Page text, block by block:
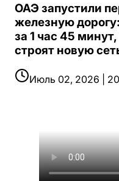
ОАЭ запустили
железную
за 1 час 45
строят новую
Июль 02, 2026 |